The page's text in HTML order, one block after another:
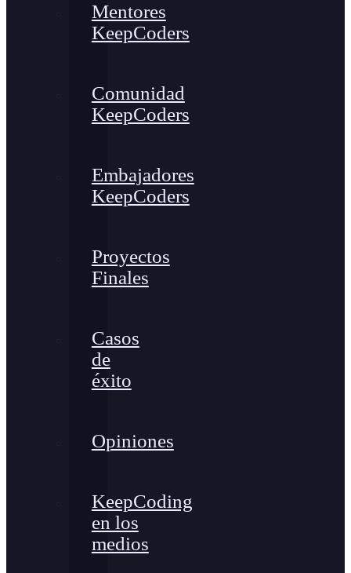
Mentores
KeepCoders
Comunidad
KeepCoders
Embajadores
KeepCoders
Proyectos
Finales
Casos
de
éxito
Opiniones
KeepCoding
en los
medios